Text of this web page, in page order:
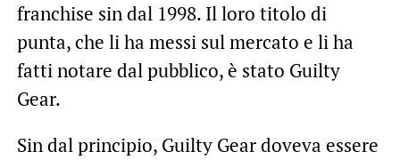
franchise sin dal 1998. Il loro titolo di
punta, che li ha messi sul mercato e li ha
fatti notare dal pubblico, è stato Guilty
Gear.
Sin dal principio, Guilty Gear doveva essere